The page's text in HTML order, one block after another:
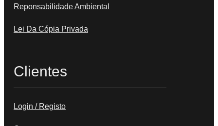
Reponsabilidade Ambiental
Lei Da Cópia Privada
Clientes
Login / Registo